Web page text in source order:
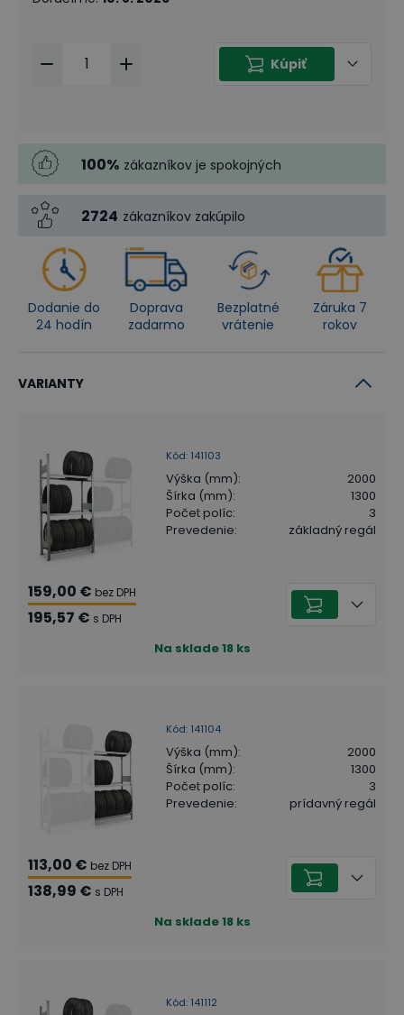
Kúpiť
100% zákazníkov je spokojných
2724 zákazníkov zakúpilo
Dodanie do
24 hodín
Doprava
zadarmo
Bezplatné
vrátenie
Záruka 7
rokov
VARIANTY
Kód: 141103
Výška (mm):
2000
Šírka (mm):
1300
Počet políc:
3
Prevedenie: základný regál
159,00 € bez DPH
195,57 € s DPH
Na sklade18 ks
Kód: 141104
Výška (mm):
2000
Šírka (mm):
1300
Počet políc:
3
Prevedenie: prídavný regál
113,00 € bez DPH
138,99 € s DPH
Na sklade18 ks
Kód: 141112